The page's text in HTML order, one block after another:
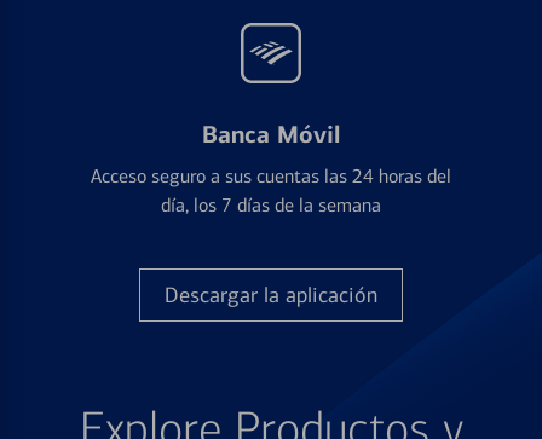
Banca Móvil
Acceso seguro a sus cuentas las 24 horas del
día, los 7 días de la semana
Descargar la aplicación